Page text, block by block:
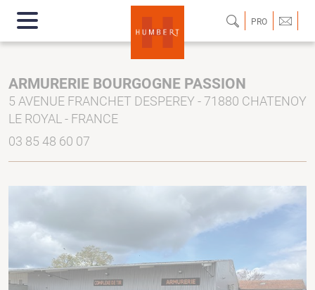
PRO
ARMURERIE BOURGOGNE PASSION
5 AVENUE FRANCHET DESPEREY - 71880 CHATENOY
LE ROYAL - FRANCE
03 85 48 60 07